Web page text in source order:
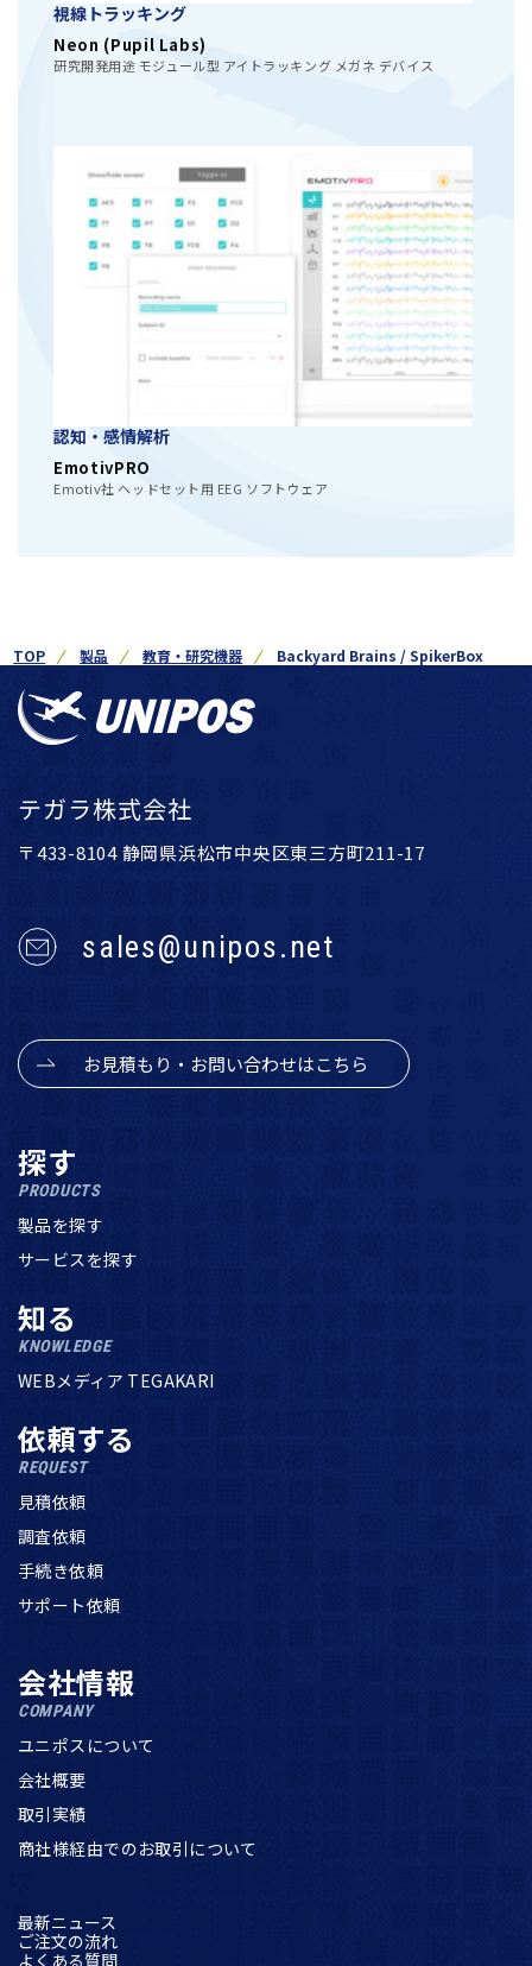
視線トラッキング
Neon (Pupil Labs)
研究開発用途 モジュール型 アイトラッキング メガネ デバイス
認知・感情解析
EmotivPRO
Emotiv社 ヘッドセット用 EEG ソフトウェア
TOP 製品 教育・研究機器 Backyard Brains / SpikerBox
テガラ株式会社
〒433-8104 静岡県浜松市中央区東三方町211-17
sales@unipos.net
お見積もり・お問い合わせはこちら
探す
PRODUCTS
製品を探す
サービスを探す
知る
KNOWLEDGE
WEBメディア TEGAKARI
依頼する
REQUEST
見積依頼
調査依頼
手続き依頼
サポート依頼
会社情報
COMPANY
ユニポスについて
会社概要
取引実績
商社様経由でのお取引について
最新ニュース
ご注文の流れ
よくある質問